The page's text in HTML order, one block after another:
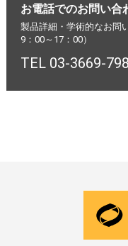
お電話でのお問い合
製品詳細・学術的なお問
9：00～17：00）
TEL 03-3669-